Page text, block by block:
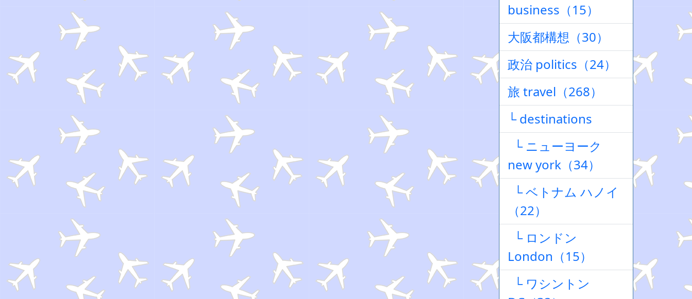
business（15）
大阪都構想（30）
政治 politics（24）
旅 travel（268）
└ destinations
└ ニューヨーク
new york（34）
└ ベトナム ハノイ
（22）
└ ロンドン
London（15）
└ ワシントン